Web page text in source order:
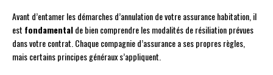
Avant d’entamer les démarches d’annulation de votre assurance habitation, il
est fondamentalde bien comprendre les modalités de résiliation prévues
dans votre contrat. Chaque compagnie d’assurance a ses propres règles,
mais certains principes généraux s’appliquent.